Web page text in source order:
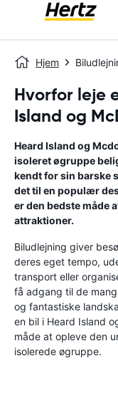
Hjem
Hvorfor leje
Island og
Heard Island og
isoleret øgruppe
kendt for sin barske
det til en populær
er den bedste måde
attraktioner.
Biludlejning giver
deres eget tempo,
transport eller
få adgang til de
og fantastiske
en bil i Heard Island
måde at opleve den
isolerede øgruppe.